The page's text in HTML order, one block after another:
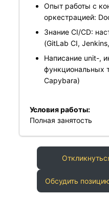
Опыт работы с
оркестрацией:
Знание CI/CD:
(GitLab CI,
Написание unit-,
функциональных
Capybara)
Условия работы:
Полная занятость
Обсудить